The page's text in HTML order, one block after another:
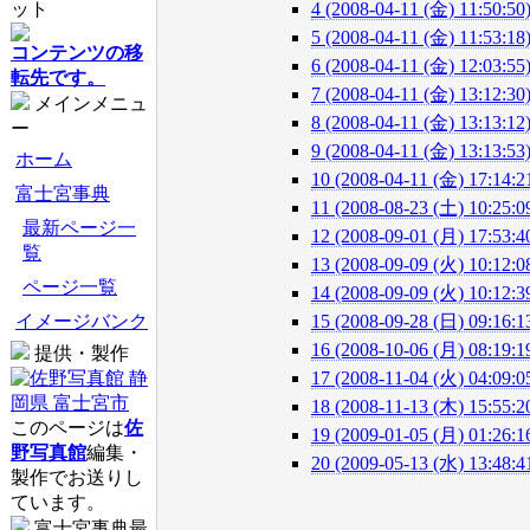
ット
コンテンツの移
転先です。
メインメニュ
ー
ホーム
富士宮事典
最新ページ一
覧
ページ一覧
イメージバンク
提供・製作
このページは佐
野写真館編集・
製作でお送りし
ています。
4 (2008-04-11 (金) 11:50:50)
5 (2008-04-11 (金) 11:53:18)
6 (2008-04-11 (金) 12:03:55)
7 (2008-04-11 (金) 13:12:30)
8 (2008-04-11 (金) 13:13:12)
9 (2008-04-11 (金) 13:13:53)
10 (2008-04-11 (金)
11 (2008-08-23 (土)
12 (2008-09-01 (月)
13 (2008-09-09 (火)
14 (2008-09-09 (火)
15 (2008-09-28 (日)
16 (2008-10-06 (月)
17 (2008-11-04 (火)
18 (2008-11-13 (木)
19 (2009-01-05 (月)
20 (2009-05-13 (水)